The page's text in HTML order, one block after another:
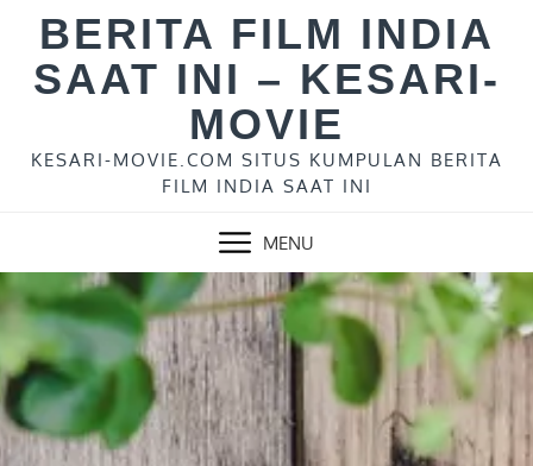
content
BERITA FILM INDIA
SAAT INI – KESARI-
MOVIE
KESARI-MOVIE.COM SITUS KUMPULAN BERITA
FILM INDIA SAAT INI
MENU